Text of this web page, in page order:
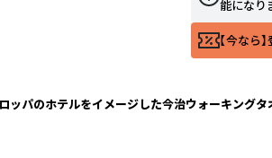
能になり
【今なら
ッパのホテルをイメージした今治ウォーキングタ